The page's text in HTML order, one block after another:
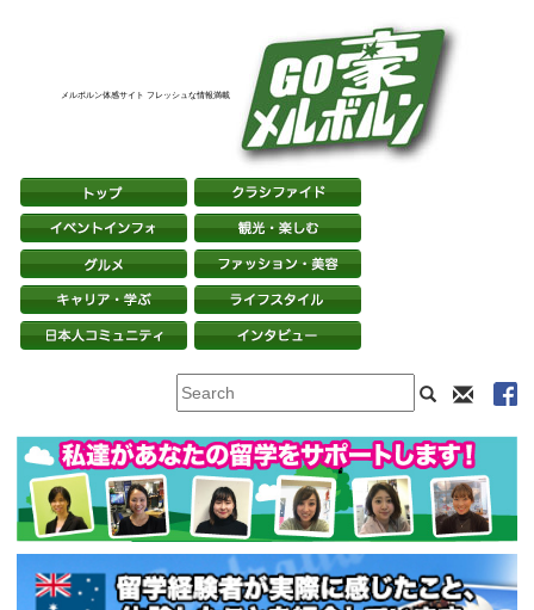
メルボルン体感サイト フレッシュな情報満載